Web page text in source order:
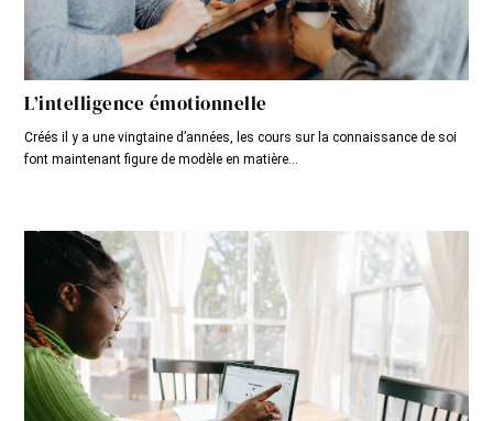
L’intelligence émotionnelle
Créés il y a une vingtaine d’années, les cours sur la connaissance de soi
font maintenant figure de modèle en matière...